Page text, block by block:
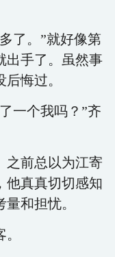
了。”就好像第
出手了。虽然事
悔过。
一个我吗？”齐
之前总以为江寄
他真真切切感知
和担忧。